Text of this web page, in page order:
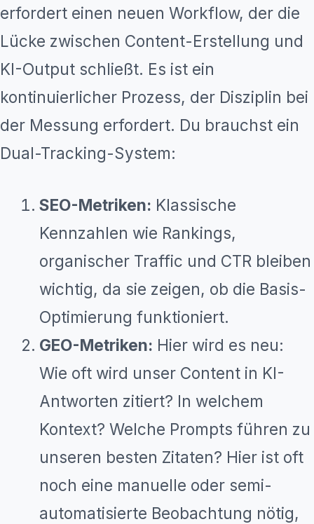
erfordert einen neuen Workflow, der die
Lücke zwischen Content-Erstellung und
KI-Output schließt. Es ist ein
kontinuierlicher Prozess, der Disziplin bei
der Messung erfordert. Du brauchst ein
Dual-Tracking-System:
SEO-Metriken: Klassische
Kennzahlen wie Rankings,
organischer Traffic und CTR bleiben
wichtig, da sie zeigen, ob die Basis-
Optimierung funktioniert.
GEO-Metriken: Hier wird es neu:
Wie oft wird unser Content in KI-
Antworten zitiert? In welchem
Kontext? Welche Prompts führen zu
unseren besten Zitaten? Hier ist oft
noch eine manuelle oder semi-
automatisierte Beobachtung nötig,